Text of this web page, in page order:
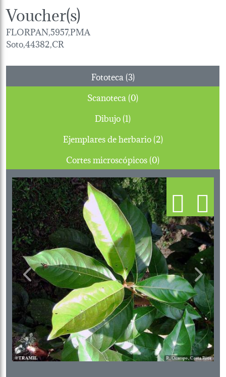
Voucher(s)
FLORPAN,5957,PMA
Soto,44382,CR
Fototeca (3)
Scanoteca (0)
Dibujo (1)
Ejemplares de herbario (2)
Cortes microscópicos (0)
Previous Next